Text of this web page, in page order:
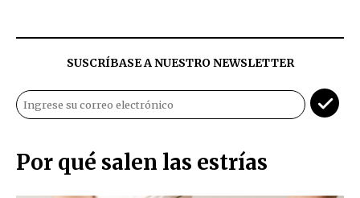
SUSCRÍBASE A NUESTRO NEWSLETTER
Por qué salen las estrías